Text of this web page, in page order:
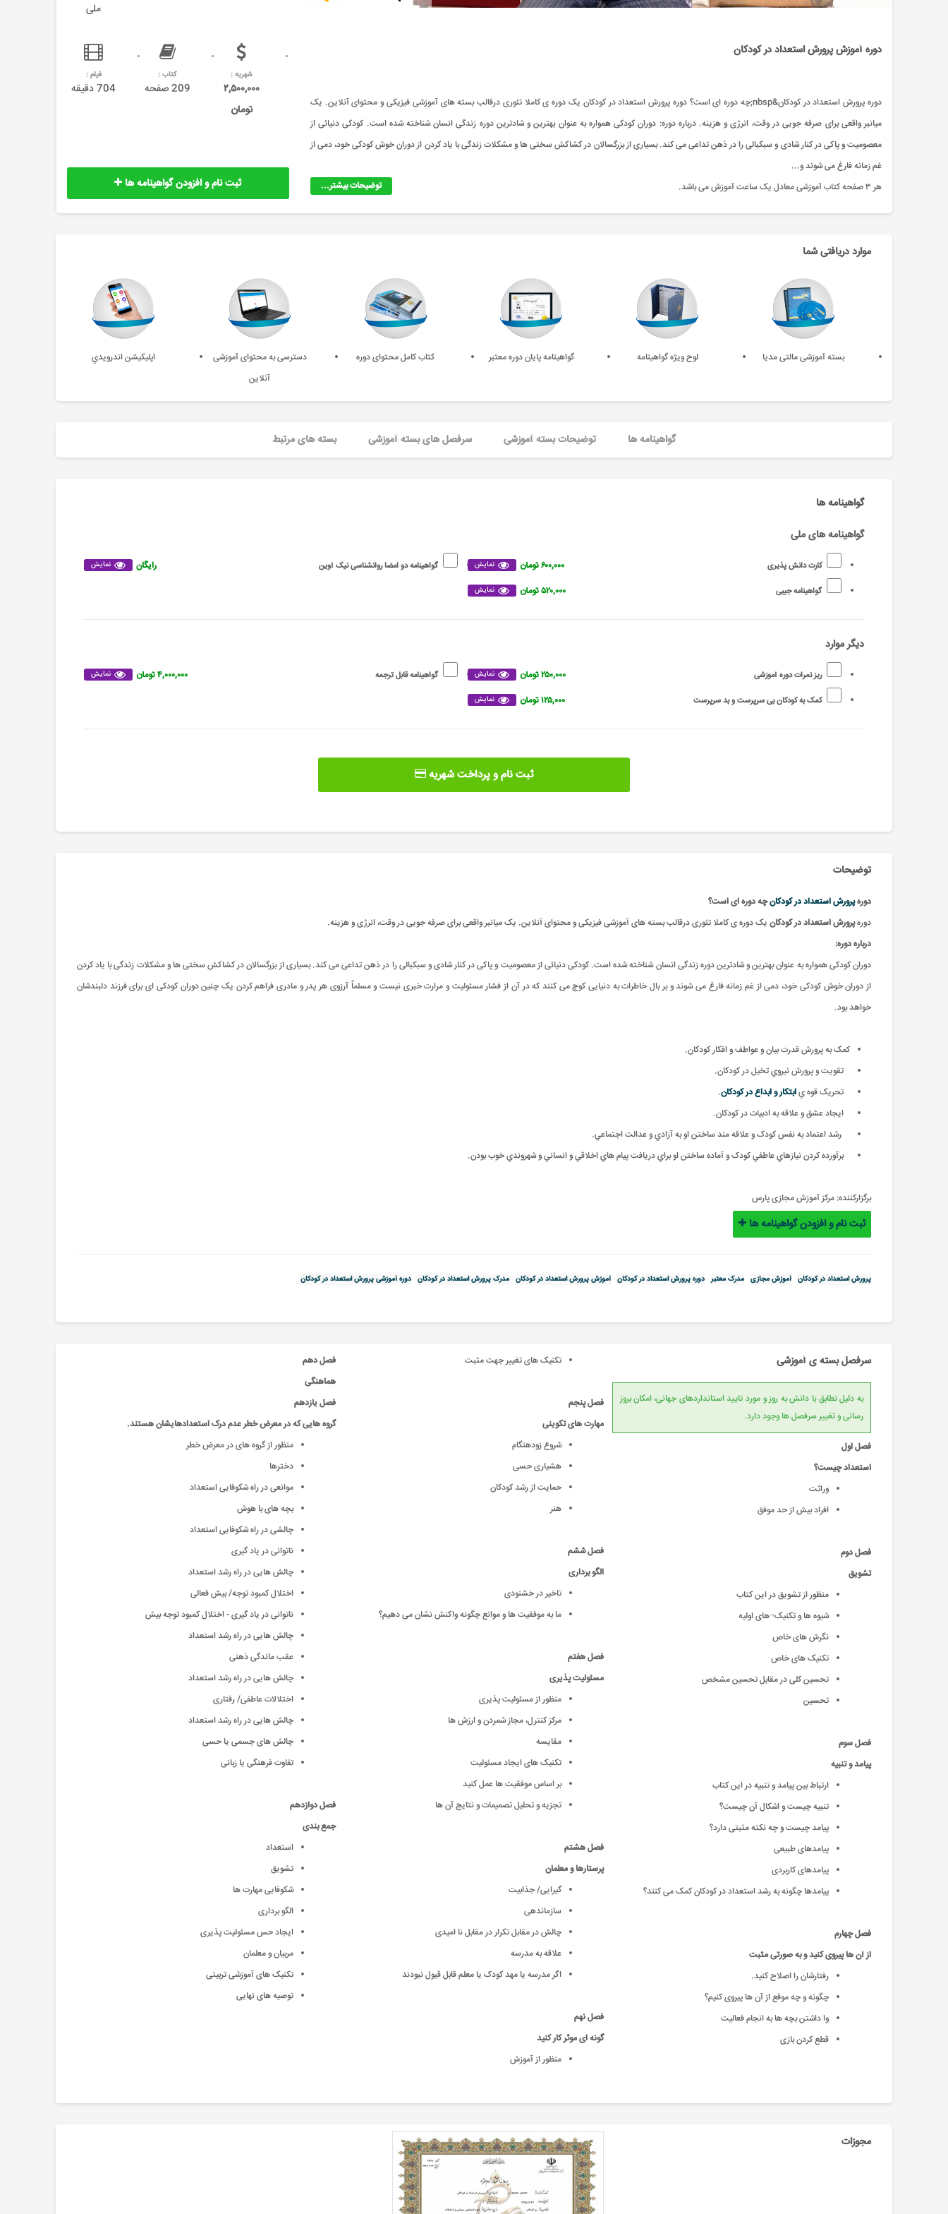
دوره آموزش پرورش استعداد در کودکان
دوره پرورش استعداد در کودکان&nbsp;چه دوره ای است؟ دوره پرورش استعداد در کودکان یک دوره ی کاملا تئوری درقالب بسته های آموزشی فیزیکی و محتوای آنلاین. یک
میانبر واقعی برای صرفه جویی در وقت، انرژی و هزینه. درباره دوره: دوران کودکی همواره به عنوان بهترین و شادترین دوره زندگی انسان شناخته شده است. کودکی دنیائی از
معصومیت و پاکی در کنار شادی و سبکبالی را در ذهن تداعی می کند. بسیاری از بزرگسالان در کشاکش سختی ها و مشکلات زندگی با یاد کردن از دوران خوش کودکی خود، دمی از
غم زمانه فارغ می شوند و...
توضیحات بیشتر...
هر ۳ صفحه کتاب آموزشی معادل یک ساعت آموزش می باشد.
ملی
شهریه :
۲,۵۰۰,۰۰۰
تومان
کتاب :
209 صفحه
فیلم :
704 دقیقه
ثبت نام و افزودن گواهینامه ها
موارد دریافتی شما
بسته آموزشی مالتی مدیا لوح ویژه گواهینامه گواهینامه پایان دوره معتبر کتاب کامل محتوای دوره
دسترسی به محتوای آموزشی
آنلاین
اپليکيشن اندرويدي
گواهینامه ها توضیحات بسته آموزشی سرفصل های بسته آموزشی بسته های مرتبط
گواهینامه ها
گواهینامه های ملی
کارت دانش پذیری نمایش ۶۰۰,۰۰۰ تومان
گواهینامه جیبی نمایش ۵۲۰,۰۰۰ تومان
گواهینامه دو امضا روانشناسی نیک آوین نمایش رایگان
دیگر موارد
ریز نمرات دوره آموزشی نمایش ۲۵۰,۰۰۰ تومان
کمک به کودکان بی سرپرست و بد سرپرست نمایش ۱۲۵,۰۰۰ تومان
گواهینامه قابل ترجمه نمایش ۴,۰۰۰,۰۰۰ تومان
ثبت نام و پرداخت شهریه
توضیحات
دورهپرورش استعداد در کودکانچه دوره ای است؟
دورهپرورش استعداد در کودکان یک دوره ی کاملا تئوری درقالب بسته های آموزشی فیزیکی و محتوای آنلاین. یک میانبر واقعی برای صرفه جویی در وقت، انرژی و هزینه.
درباره دوره:
دوران کودکی همواره به عنوان بهترین و شادترین دوره زندگی انسان شناخته شده است. کودکی دنیائی از معصومیت و پاکی در کنار شادی و سبکبالی را در ذهن تداعی می کند. بسیاری از بزرگسالان در کشاکش سختی ها و مشکلات زندگی با یاد کردن
از دوران خوش کودکی خود، دمی از غم زمانه فارغ می شوند و بر بال خاطرات به دنیایی کوچ می کنند که در آن از فشار مسئولیت و مرارت خبری نیست و مسلماً آرزوی هر پدر و مادری فراهم کردن یک چنین دوران کودکی ای برای فرزند دلبندشان
خواهد بود.
کمک به پرورش قدرت بيان و عواطف و افکار کودکان.
تقويت و پرورش نيروي تخيل در کودکان.
تحريک قوه يابتکار و ابداع در کودکان.
ايجاد عشق و علاقه به ادبيات در کودکان.
رشد اعتماد به نفس کودک و علاقه مند ساختن او به آزادي و عدالت اجتماعي.
برآورده کردن نيازهاي عاطفي کودک و آماده ساختن او براي دريافت پيام هاي اخلاقي و انساني و شهروندي خوب بودن.
برگزارکننده: مرکز آموزش مجازی پارس
ثبت نام و افزودن گواهینامه ها
پرورش استعداد در کودکان آموزش مجازی مدرک معتبر دوره پرورش استعداد در کودکان آموزش پرورش استعداد در کودکان مدرک پرورش استعداد در کودکان دوره آموزشی پرورش استعداد در کودکان
سرفصل بسته ی آموزشی
به دلیل تطابق با دانش به روز و مورد تایید استانداردهای جهانی، امکان بروز
رسانی و تغییر سرفصل ها وجود دارد.
فصل اول
استعداد چیست؟
وراثت
افراد بیش از حد موفق
فصل دوم
تشويق
منظور از تشویق در این کتاب
شیوه ها و تکنیک¬های اولیه
نگرش های خاص
تکنیک های خاص
تحسین کلی در مقابل تحسین مشخص
تحسین
فصل سوم
پیامد و تنبيه
ارتباط بین پیامد و تنبیه در این کتاب
تنبیه چیست و اشکال آن چیست؟
پیامد چیست و چه نکته مثبتی دارد؟
پیامدهای طبیعی
پیامدهای کاربردی
پیامدها چگونه به رشد استعداد در کودکان کمک می کنند؟
فصل چهارم
از آن ها پیروی کنید و به صورتی مثبت
رفتارشان را اصلاح کنید.
چگونه و چه موقع از آن ها پیروی کنیم؟
وا داشتن بچه ها به انجام فعالیت
قطع کردن بازی
تکنیک های تغییر جهت مثبت
فصل پنجم
مهارت های تکوینی
شروع زودهنگام
هشیاری حسی
حمایت از رشد کودکان
هنر
فصل ششم
الگو برداری
تاخیر در خشنودی
ما به موفقیت ها و موانع چگونه واکنش نشان می دهیم؟
فصل هفتم
مسئولیت پذیری
منظور از مسئولیت پذیری
مرکز کنترل، مجاز شمردن و ارزش ها
مقایسه
تکنیک های ایجاد مسئولیت
بر اساس موفقیت ها عمل کنید
تجزیه و تحلیل تصمیمات و نتایج آن ها
فصل هشتم
پرستارها و معلمان
گیرایی/ جذابیت
سازماندهی
چالش در مقابل تکرار در مقابل نا امیدی
علاقه به مدرسه
اگر مدرسه یا مهد کودک یا معلم قابل قبول نبودند
فصل نهم
گونه ای موثر کار کنید
منظور از آموزش
فصل دهم
هماهنگی
فصل یازدهم
گروه هایی که در معرض خطر عدم درک استعدادهایشان هستند.
منظور از گروه های در معرض خطر
دخترها
موانعی در راه شکوفایی استعداد
بچه های با هوش
چالشی در راه شکوفایی استعداد
ناتوانی در یاد گیری
چالش هایی در راه رشد استعداد
اختلال کمبود توجه/ بیش فعالی
ناتوانی در یاد گیری - اختلال کمبود توجه بیش
چالش هایی در راه رشد استعداد
عقب ماندگی ذهنی
چالش هایی در راه رشد استعداد
اختلالات عاطفی/ رفتاری
چالش هایی در راه رشد استعداد
چالش های جسمی یا حسی
تفاوت فرهنگی یا زبانی
فصل دوازدهم
جمع بندی
استعداد
تشويق
شکوفایی مهارت ها
الگو برداری
ایجاد حس مسئولیت پذیری
مربیان و معلمان
تکنیک های آموزشی تربیتی
توصیه های نهایی
مجوزات